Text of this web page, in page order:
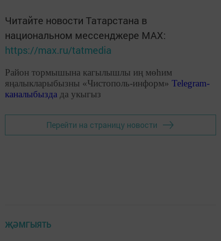
Читайте новости Татарстана в
национальном мессенджере MАХ:
https://max.ru/tatmedia
Район тормышына кагылышлы иң мөһим
яңалыкларыбызны «Чистополь-информ» Telegram-
каналыбызда да укыгыз
Перейти на страницу новости
ҖӘМГЫЯТЬ